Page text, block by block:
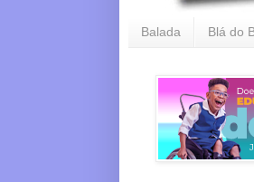
Balada Blá do